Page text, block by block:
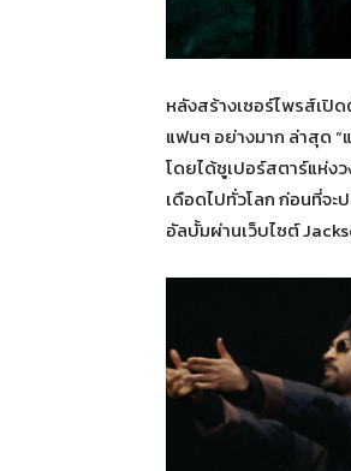
หลังสร้างเซอร์ไพรส์เปิ
แฟนๆ อย่างมาก ล่าสุด “
โดยได้ซูเปอร์สตาร์แห่ง
เดือดไปทั่วโลก ก่อนที่จะ
อัลบั้มผ่านเว็บไซต์